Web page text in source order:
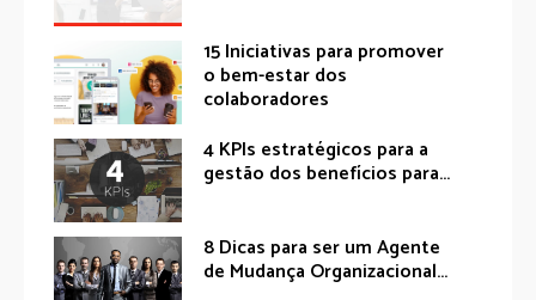
15 Iniciativas para promover
o bem-estar dos
colaboradores
4 KPIs estratégicos para a
gestão dos benefícios para...
8 Dicas para ser um Agente
de Mudança Organizacional...